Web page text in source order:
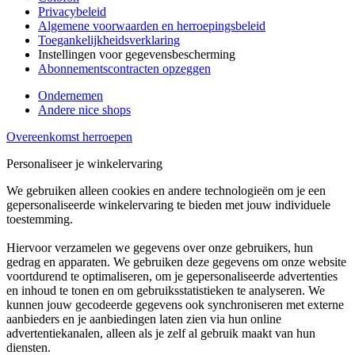
Privacybeleid
Algemene voorwaarden en herroepingsbeleid
Toegankelijkheidsverklaring
Instellingen voor gegevensbescherming
Abonnementscontracten opzeggen
Ondernemen
Andere nice shops
Overeenkomst herroepen
Personaliseer je winkelervaring
We gebruiken alleen cookies en andere technologieën om je een
gepersonaliseerde winkelervaring te bieden met jouw individuele
toestemming.
Hiervoor verzamelen we gegevens over onze gebruikers, hun
gedrag en apparaten. We gebruiken deze gegevens om onze website
voortdurend te optimaliseren, om je gepersonaliseerde advertenties
en inhoud te tonen en om gebruiksstatistieken te analyseren. We
kunnen jouw gecodeerde gegevens ook synchroniseren met externe
aanbieders en je aanbiedingen laten zien via hun online
advertentiekanalen, alleen als je zelf al gebruik maakt van hun
diensten.